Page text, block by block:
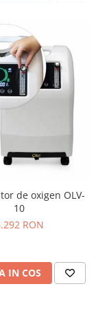
de oxigen OLV-
10
RON
IN COS